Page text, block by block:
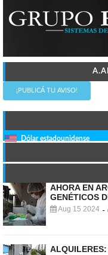
¡PUBLICÁ TU AVISO!
Dólar estadounidense
AHORA EN
GENÉTICOS
Aug 15 2024 -